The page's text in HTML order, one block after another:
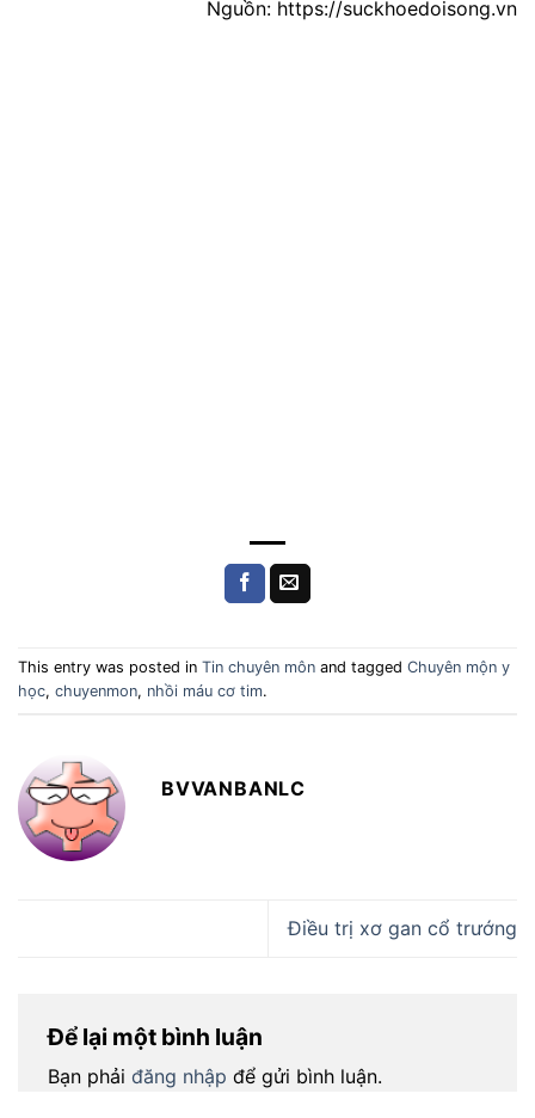
Nguồn: https://suckhoedoisong.vn
This entry was posted in Tin chuyên môn and tagged Chuyên mộn y
học, chuyenmon, nhồi máu cơ tim.
BVVANBANLC
Điều trị xơ gan cổ trướng
Để lại một bình luận
Bạn phải đăng nhập để gửi bình luận.